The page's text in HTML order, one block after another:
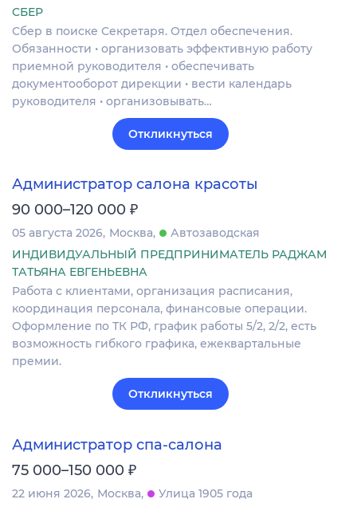
СБЕР
Сбер в поиске Секретаря. Отдел обеспечения.
Обязанности • организовать эффективную работу
приемной руководителя • обеспечивать
документооборот дирекции • вести календарь
руководителя • организовывать…
Откликнуться
Администратор салона красоты
90 000–120 000 ₽
05 августа 2026 Москва
Автозаводская
ИНДИВИДУАЛЬНЫЙ ПРЕДПРИНИМАТЕЛЬ РАДЖАМ
ТАТЬЯНА ЕВГЕНЬЕВНА
Работа с клиентами, организация расписания,
координация персонала, финансовые операции.
Оформление по ТК РФ, график работы 5/2, 2/2, есть
возможность гибкого графика, ежеквартальные
премии.
Откликнуться
Администратор спа-салона
75 000–150 000 ₽
22 июня 2026 Москва Улица 1905 года